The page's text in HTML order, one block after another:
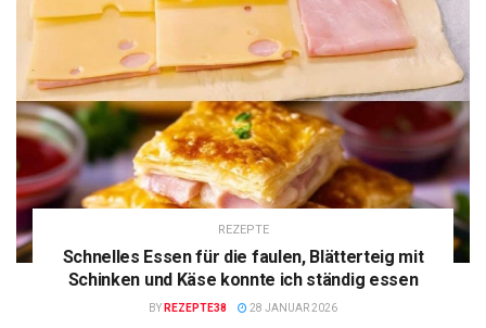
REZEPTE
Schnelles Essen für die faulen, Blätterteig mit
Schinken und Käse konnte ich ständig essen
BY REZEPTE38 28 JANUAR 2026